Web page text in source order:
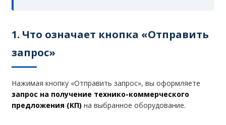
1. Что означает кнопка «Отправить
запрос»
Нажимая кнопку «Отправить запрос», вы оформляете
запрос на получение технико-коммерческого
предложения (КП) на выбранное оборудование.